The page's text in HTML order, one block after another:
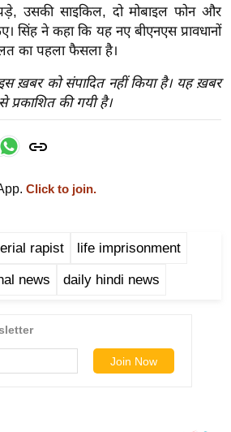
उसकी साइकिल, दो मोबाइल फोन और
सिंह ने कहा कि यह नए बीएनएस प्रावधानों
का पहला फैसला है।
इस ख़बर को संपादित नहीं किया है। यह ख़बर
प्रकाशित की गयी है।
Click to join.
rapist life imprisonment
news daily hindi news